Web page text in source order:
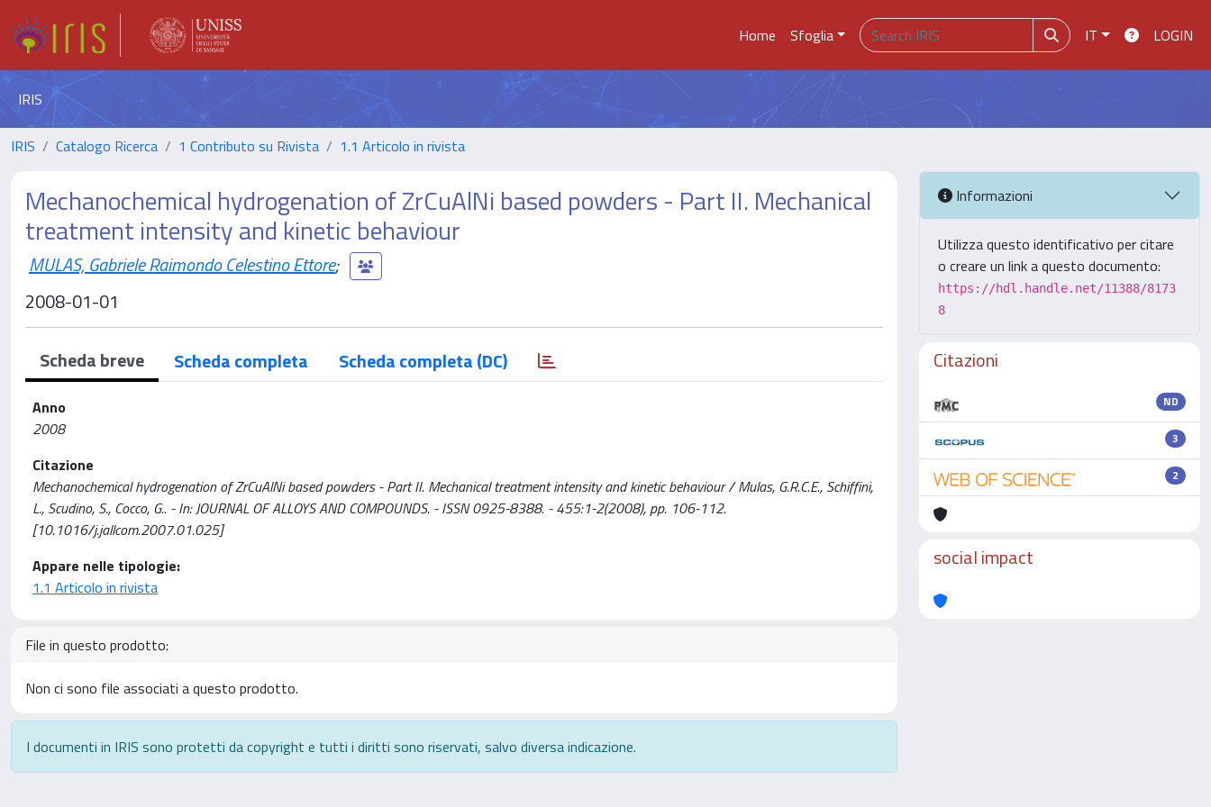
Home Sfoglia IT LOGIN
IRIS
IRIS Catalogo Ricerca 1 Contributo su Rivista 1.1 Articolo in rivista
Mechanochemical hydrogenation of ZrCuAlNi based powders - Part II. Mechanical
treatment intensity and kinetic behaviour
MULAS, Gabriele Raimondo Celestino Ettore;
2008-01-01
Scheda breve Scheda completa Scheda completa (DC)
Anno
2008
Citazione
Mechanochemical hydrogenation of ZrCuAlNi based powders - Part II. Mechanical treatment intensity and kinetic behaviour / Mulas, G.R.C.E., Schiffini,
L., Scudino, S., Cocco, G.. - In: JOURNAL OF ALLOYS AND COMPOUNDS. - ISSN 0925-8388. - 455:1-2(2008), pp. 106-112.
[10.1016/j.jallcom.2007.01.025]
Appare nelle tipologie:
1.1 Articolo in rivista
File in questo prodotto:
Non ci sono file associati a questo prodotto.
I documenti in IRIS sono protetti da copyright e tutti i diritti sono riservati, salvo diversa indicazione.
Informazioni
Utilizza questo identificativo per citare
o creare un link a questo documento:
https://hdl.handle.net/11388/8173
8
Citazioni
ND
3
2
social impact